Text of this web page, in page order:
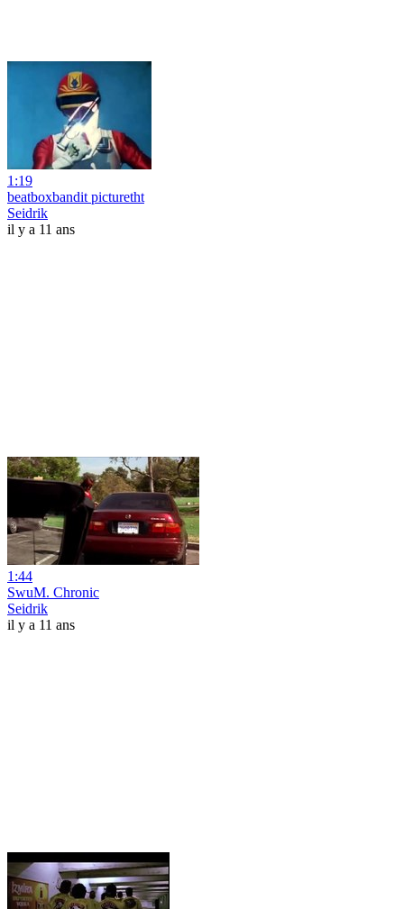
1:19
beatboxbandit picturetht
Seidrik
il y a 11 ans
1:44
SwuM. Chronic
Seidrik
il y a 11 ans